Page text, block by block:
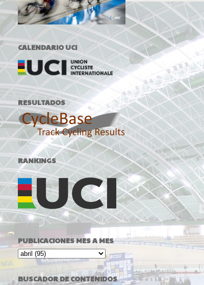
CALENDARIO UCI
RESULTADOS
RANKINGS
PUBLICACIONES MES A MES
BUSCADOR DE CONTENIDOS